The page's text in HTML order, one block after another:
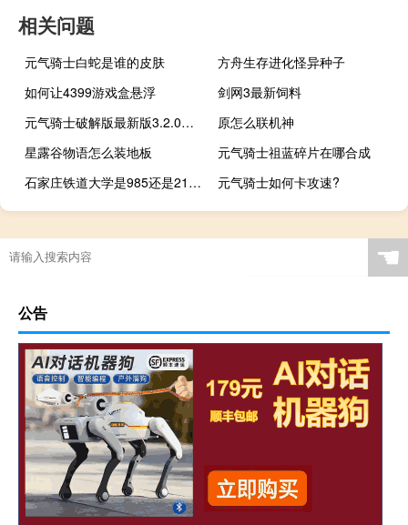
相关问题
元气骑士白蛇是谁的皮肤
方舟生存进化怪异种子
如何让4399游戏盒悬浮
剑网3最新饲料
元气骑士破解版最新版3.2.0无邪魔极天
原怎么联机神
星露谷物语怎么装地板
元气骑士祖蓝碎片在哪合成
石家庄铁道大学是985还是211大学
元气骑士如何卡攻速?
☚
公告